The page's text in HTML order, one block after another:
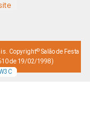
Copyright© Salão de Festa
de 19/02/1998)